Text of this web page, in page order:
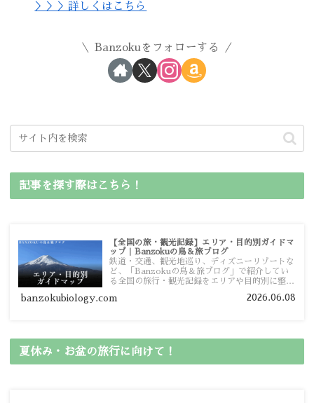
＞＞＞詳しくはこちら
Banzokuをフォローする
記事を探す際はこちら！
【全国の旅・観光記録】エリア・目的別ガイドマ
ップ｜Banzokuの鳥＆旅ブログ
鉄道・交通、観光地巡り、ディズニーリゾートな
ど、「Banzokuの鳥＆旅ブログ」で紹介してい
る全国の旅行・観光記録をエリアや目的別に整理
ガイドマップからスムーズに見つけていただけま
banzokubiology.com 2026.06.08
夏休み・お盆の旅行に向けて！